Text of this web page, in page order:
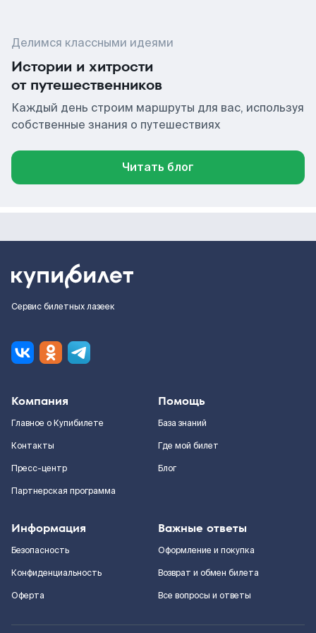
Делимся классными идеями
Истории и хитрости
от путешественников
Каждый день строим маршруты для вас, используя
собственные знания о путешествиях
Читать блог
Сервис билетных лазеек
Компания
Главное о Купибилете
Контакты
Пресс-центр
Партнерская программа
Помощь
База знаний
Где мой билет
Блог
Информация
Безопасность
Конфиденциальность
Оферта
Важные ответы
Оформление и покупка
Возврат и обмен билета
Все вопросы и ответы